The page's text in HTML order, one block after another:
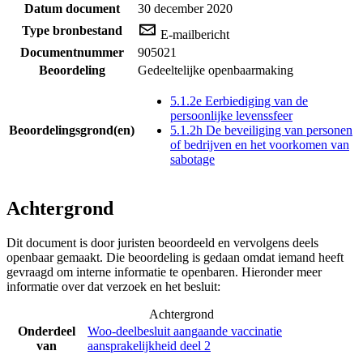
Datum document
30 december 2020
Type bronbestand
E-mailbericht
Documentnummer
905021
Beoordeling
Gedeeltelijke openbaarmaking
Beoordelingsgrond(en)
5.1.2e Eerbiediging van de
persoonlijke levenssfeer
5.1.2h De beveiliging van personen
of bedrijven en het voorkomen van
sabotage
Achtergrond
Dit document is door juristen beoordeeld en vervolgens deels
openbaar gemaakt. Die beoordeling is gedaan omdat iemand heeft
gevraagd om interne informatie te openbaren. Hieronder meer
informatie over dat verzoek en het besluit:
Achtergrond
Onderdeel
van
Woo-deelbesluit aangaande vaccinatie
aansprakelijkheid deel 2